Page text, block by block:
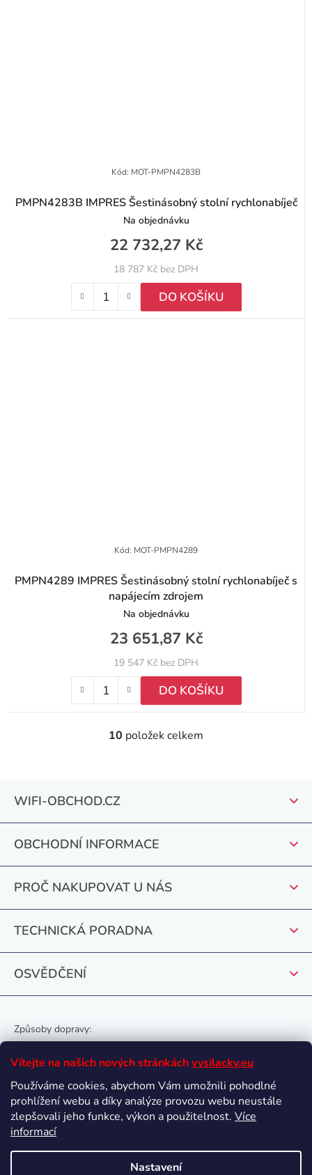
Vítejte na našich nových stránkáchvysilacky.eu
Používáme cookies, abychom Vám umožnili pohodlné
prohlížení webu a díky analýze provozu webu neustále
zlepšovali jeho funkce, výkon a použitelnost. Více
informací
Nastavení
PMPN4283B IMPRES Šestinásobný stolní rychlonabíječ
Na objednávku
18 787 Kč bez DPH
22 732,27 Kč
DO KOŠÍKU
Kód: MOT-PMPN4283B
PMPN4289 IMPRES Šestinásobný stolní rychlonabíječ s
napájecím zdrojem
Na objednávku
19 547 Kč bez DPH
23 651,87 Kč
DO KOŠÍKU
Kód: MOT-PMPN4289
O
a
c
p
r
v
p
u
10 položek celkem
WIFI-OBCHOD.CZ
OBCHODNÍ INFORMACE
PROČ NAKUPOVAT U NÁS
TECHNICKÁ PORADNA
OSVĚDČENÍ
Způsoby dopravy:
Oblíbené způsoby platby: